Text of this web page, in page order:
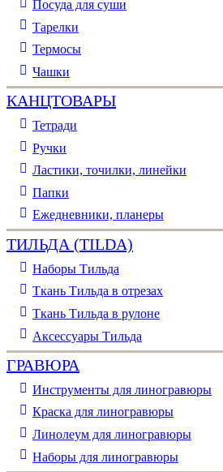
Посуда для суши
Тарелки
Термосы
Чашки
КАНЦТОВАРЫ
Тетради
Ручки
Ластики, точилки, линейки
Папки
Ежедневники, планеры
ТИЛЬДА (TILDA)
Наборы Тильда
Ткань Тильда в отрезах
Ткань Тильда в рулоне
Аксессуары Тильда
ГРАВЮРА
Инструменты для линогравюры
Краска для линогравюры
Линолеум для линогравюры
Наборы для линогравюры